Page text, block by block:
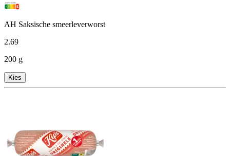
AH Saksische smeerleverworst
2.69
200 g
Kies